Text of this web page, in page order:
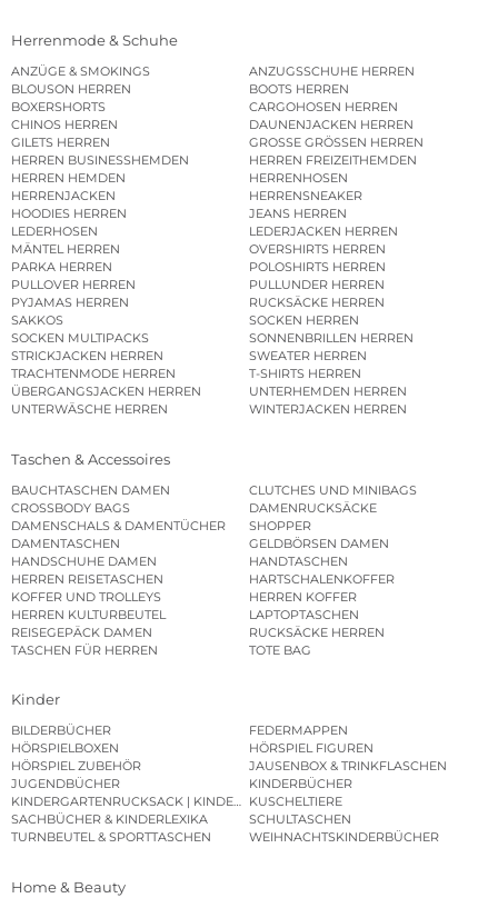
Herrenmode & Schuhe
ANZÜGE & SMOKINGS
ANZUGSSCHUHE HERREN
BLOUSON HERREN
BOOTS HERREN
BOXERSHORTS
CARGOHOSEN HERREN
CHINOS HERREN
DAUNENJACKEN HERREN
GILETS HERREN
GROSSE GRÖSSEN HERREN
HERREN BUSINESSHEMDEN
HERREN FREIZEITHEMDEN
HERREN HEMDEN
HERRENHOSEN
HERRENJACKEN
HERRENSNEAKER
HOODIES HERREN
JEANS HERREN
LEDERHOSEN
LEDERJACKEN HERREN
MÄNTEL HERREN
OVERSHIRTS HERREN
PARKA HERREN
POLOSHIRTS HERREN
PULLOVER HERREN
PULLUNDER HERREN
PYJAMAS HERREN
RUCKSÄCKE HERREN
SAKKOS
SOCKEN HERREN
SOCKEN MULTIPACKS
SONNENBRILLEN HERREN
STRICKJACKEN HERREN
SWEATER HERREN
TRACHTENMODE HERREN
T-SHIRTS HERREN
ÜBERGANGSJACKEN HERREN
UNTERHEMDEN HERREN
UNTERWÄSCHE HERREN
WINTERJACKEN HERREN
Taschen & Accessoires
BAUCHTASCHEN DAMEN
CLUTCHES UND MINIBAGS
CROSSBODY BAGS
DAMENRUCKSÄCKE
DAMENSCHALS & DAMENTÜCHER
SHOPPER
DAMENTASCHEN
GELDBÖRSEN DAMEN
HANDSCHUHE DAMEN
HANDTASCHEN
HERREN REISETASCHEN
HARTSCHALENKOFFER
KOFFER UND TROLLEYS
HERREN KOFFER
HERREN KULTURBEUTEL
LAPTOPTASCHEN
REISEGEPÄCK DAMEN
RUCKSÄCKE HERREN
TASCHEN FÜR HERREN
TOTE BAG
Kinder
BILDERBÜCHER
FEDERMAPPEN
HÖRSPIELBOXEN
HÖRSPIEL FIGUREN
HÖRSPIEL ZUBEHÖR
JAUSENBOX & TRINKFLASCHEN
JUGENDBÜCHER
KINDERBÜCHER
KINDERGARTENRUCKSACK | KINDERGARTENBEUTEL
KUSCHELTIERE
SACHBÜCHER & KINDERLEXIKA
SCHULTASCHEN
TURNBEUTEL & SPORTTASCHEN
WEIHNACHTSKINDERBÜCHER
Home & Beauty